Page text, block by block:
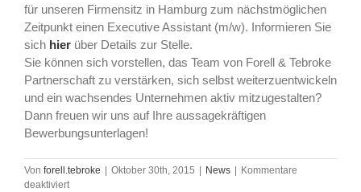
für unseren Firmensitz in Hamburg zum nächstmöglichen
Zeitpunkt einen Executive Assistant (m/w). Informieren Sie
sich hier über Details zur Stelle.
Sie können sich vorstellen, das Team von Forell & Tebroke
Partnerschaft zu verstärken, sich selbst weiterzuentwickeln
und ein wachsendes Unternehmen aktiv mitzugestalten?
Dann freuen wir uns auf Ihre aussagekräftigen
Bewerbungsunterlagen!
Von forell.tebroke Oktober 30th, 2015 News
Kommentare
deaktiviertfür